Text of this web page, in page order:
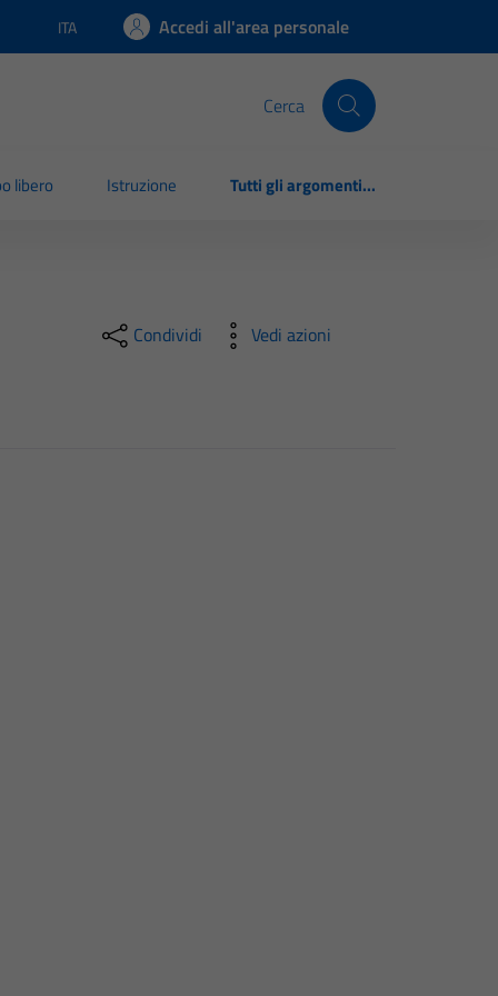
Lingua attiva:
ITA Accedi all'area personale
Cerca
libero Istruzione Tutti gli argomenti...
Condividi Vedi azioni